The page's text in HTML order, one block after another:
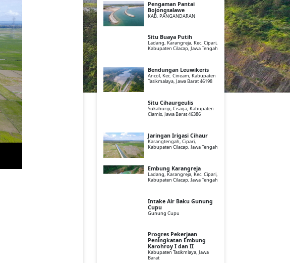
Pengaman Pantai
Bojongsalawe
KAB. PANGANDARAN
Situ Buaya Putih
Ladang, Karangreja, Kec. Cipari,
Kabupaten Cilacap, Jawa Tengah
Bendungan Leuwikeris
Ancol, Kec. Cineam, Kabupaten
Tasikmalaya, Jawa Barat 46198
Situ Cihaurgeulis
Sukahurip, Cisaga, Kabupaten
Ciamis, Jawa Barat 46386
Jaringan Irigasi Cihaur
Karangtengah, Cipari,
Kabupaten Cilacap, Jawa Tengah
Embung Karangreja
Ladang, Karangreja, Kec. Cipari,
Kabupaten Cilacap, Jawa Tengah
Intake Air Baku Gunung
Cupu
Gunung Cupu
Progres Pekerjaan
Peningkatan Embung
Karohroy I dan II
Kabupaten Tasikmlaya, Jawa
Barat